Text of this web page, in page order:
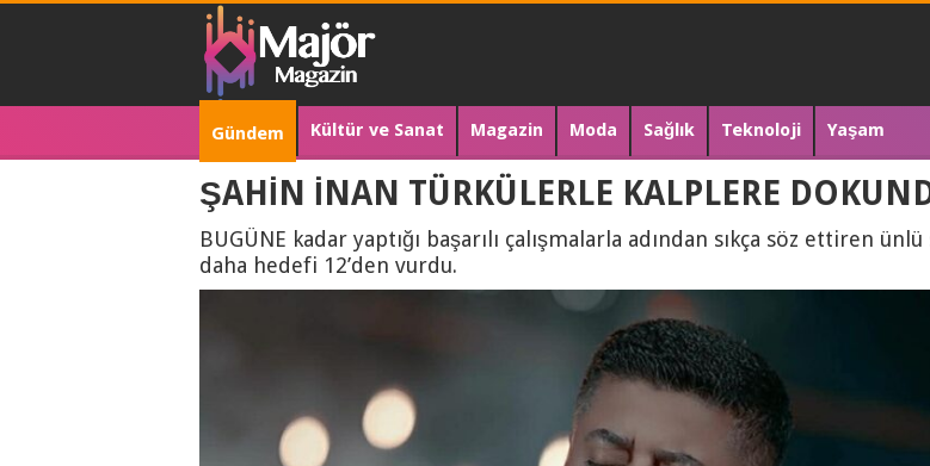
Gündem Kültür ve Sanat Magazin Moda Sağlık Teknoloji Yaşam
ŞAHİN İNAN TÜRKÜLERLE KALPLERE
BUGÜNE kadar yaptığı başarılı çalışmalarla adından sıkça söz ettiren
daha hedefi 12’den vurdu.